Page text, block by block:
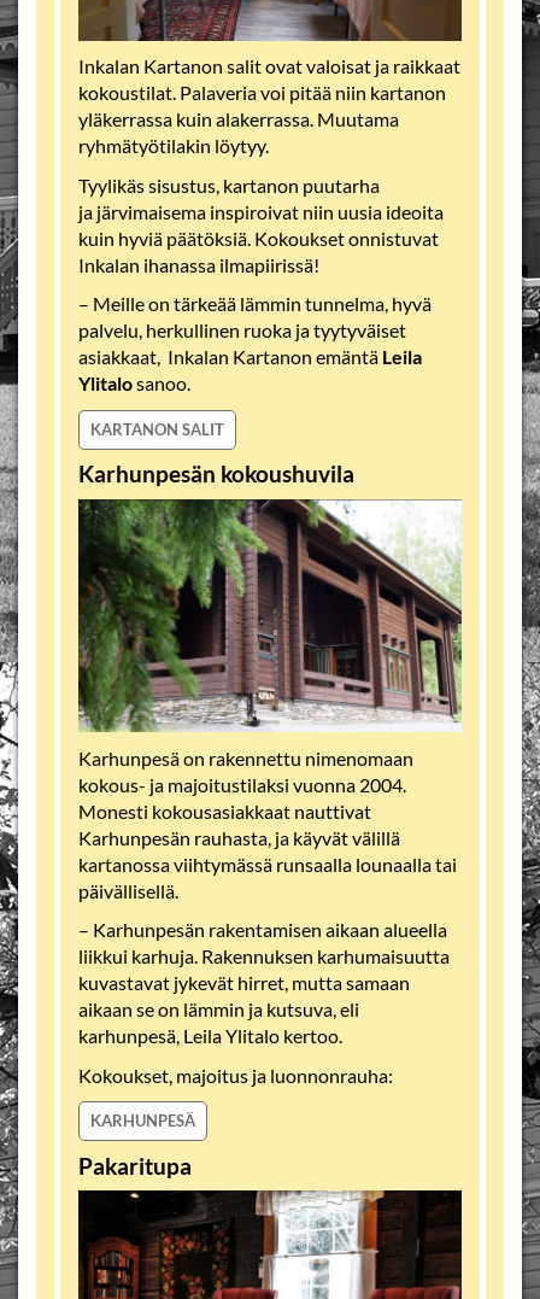
Inkalan Kartanon salit ovat valoisat ja raikkaat
kokoustilat. Palaveria voi pitää niin kartanon
yläkerrassa kuin alakerrassa. Muutama
ryhmätyötilakin löytyy.
Tyylikäs sisustus, kartanon puutarha
ja järvimaisema inspiroivat niin uusia ideoita
kuin hyviä päätöksiä. Kokoukset onnistuvat
Inkalan ihanassa ilmapiirissä!
– Meille on tärkeää lämmin tunnelma, hyvä
palvelu, herkullinen ruoka ja tyytyväiset
asiakkaat, Inkalan Kartanon emäntä Leila
Ylitalosanoo.
KARTANON SALIT
Karhunpesän kokoushuvila
Karhunpesä on rakennettu nimenomaan
kokous- ja majoitustilaksi vuonna 2004.
Monesti kokousasiakkaat nauttivat
Karhunpesän rauhasta, ja käyvät välillä
kartanossa viihtymässä runsaalla lounaalla tai
päivällisellä.
– Karhunpesän rakentamisen aikaan alueella
liikkui karhuja. Rakennuksen karhumaisuutta
kuvastavat jykevät hirret, mutta samaan
aikaan se on lämmin ja kutsuva, eli
karhunpesä, Leila Ylitalo kertoo.
Kokoukset, majoitus ja luonnonrauha:
KARHUNPESÄ
Pakaritupa